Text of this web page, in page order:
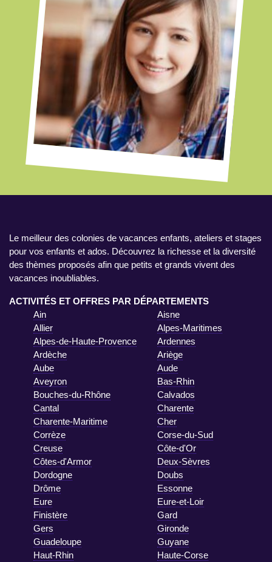
Le meilleur des colonies de vacances enfants, ateliers et stages
pour vos enfants et ados. Découvrez la richesse et la diversité
des thèmes proposés afin que petits et grands vivent des
vacances inoubliables.
ACTIVITÉS ET OFFRES PAR DÉPARTEMENTS
Ain
Aisne
Allier
Alpes-Maritimes
Alpes-de-Haute-Provence
Ardennes
Ardèche
Ariège
Aube
Aude
Aveyron
Bas-Rhin
Bouches-du-Rhône
Calvados
Cantal
Charente
Charente-Maritime
Cher
Corrèze
Corse-du-Sud
Creuse
Côte-d'Or
Côtes-d'Armor
Deux-Sèvres
Dordogne
Doubs
Drôme
Essonne
Eure
Eure-et-Loir
Finistère
Gard
Gers
Gironde
Guadeloupe
Guyane
Haut-Rhin
Haute-Corse